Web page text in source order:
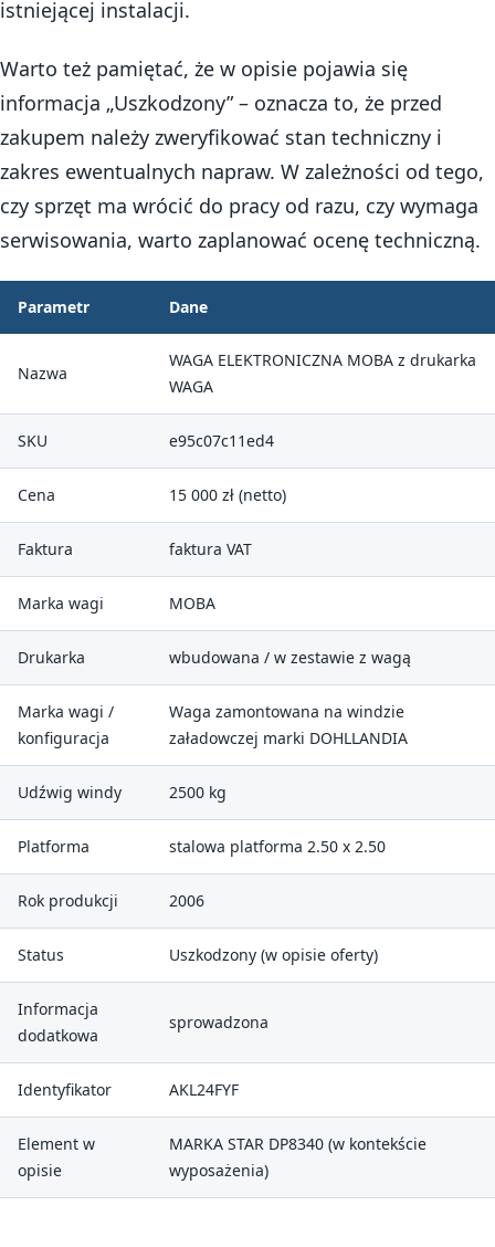
istniejącej instalacji.
Warto też pamiętać, że w opisie pojawia się
informacja „Uszkodzony” – oznacza to, że przed
zakupem należy zweryfikować stan techniczny i
zakres ewentualnych napraw. W zależności od tego,
czy sprzęt ma wrócić do pracy od razu, czy wymaga
serwisowania, warto zaplanować ocenę techniczną.
Parametr Dane
Nazwa
WAGA ELEKTRONICZNA MOBA z drukarka
WAGA
SKU e95c07c11ed4
Cena 15 000 zł (netto)
Faktura faktura VAT
Marka wagi MOBA
Drukarka wbudowana / w zestawie z wagą
Marka wagi /
konfiguracja
Waga zamontowana na windzie
załadowczej marki DOHLLANDIA
Udźwig windy 2500 kg
Platforma stalowa platforma 2.50 x 2.50
Rok produkcji 2006
Status Uszkodzony (w opisie oferty)
Informacja
dodatkowa
sprowadzona
Identyfikator AKL24FYF
Element w
opisie
MARKA STAR DP8340 (w kontekście
wyposażenia)